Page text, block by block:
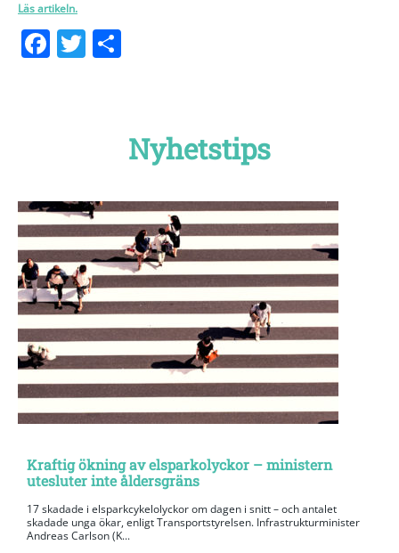
Läs artikeln.
Facebook
Twitter
Nyhetstips
Kraftig ökning av elsparkolyckor – ministern
utesluter inte åldersgräns
17 skadade i elsparkcykelolyckor om dagen i snitt – och antalet
skadade unga ökar, enligt Transportstyrelsen. Infrastrukturminister
Andreas Carlson (K...